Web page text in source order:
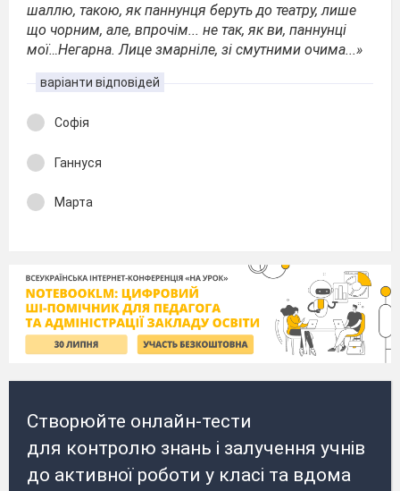
шаллю, такою, як паннунця беруть до театру, лише
що чорним, але, впрочім... не так, як ви, паннунці
мої…Негарна. Лице змарніле, зі смутними очима...»
варіанти відповідей
Софія
Ганнуся
Марта
Створюйте онлайн-тести
для контролю знань і залучення учнів
до активної роботи у класі та вдома